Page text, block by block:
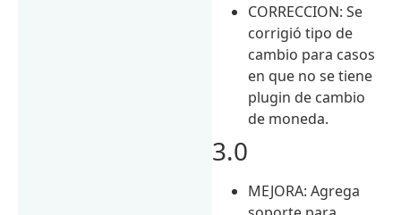
CORRECCION: Se
corrigió tipo de
cambio para casos
en que no se tiene
plugin de cambio
de moneda.
3.0
MEJORA: Agrega